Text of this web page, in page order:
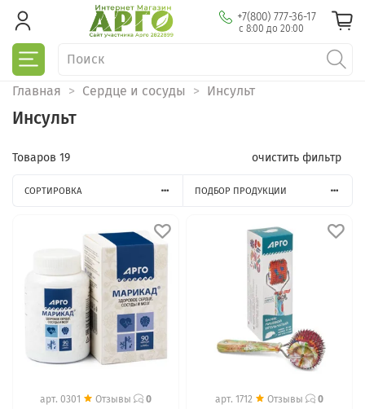
+7(800) 777-36-17
с 8:00 до 20:00
Главная Сердце и сосуды Инсульт
Инсульт
Товаров 19 очистить фильтр
СОРТИРОВКА ПОДБОР ПРОДУКЦИИ
арт. 0301 Отзывы 0 арт. 1712 Отзывы 0